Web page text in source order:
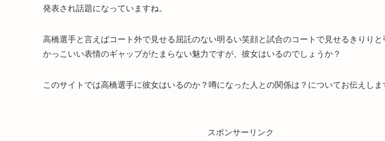
発表され話題になっていますね。
高橋選手と言えばコート外で見せる屈託のない明るい笑顔と試合のコートで見せるきりりと
かっこいい表情のギャップがたまらない魅力ですが、彼女はいるのでしょうか？
このサイトでは高橋選手に彼女はいるのか？噂になった人との関係は？についてお伝えしま
スポンサーリンク